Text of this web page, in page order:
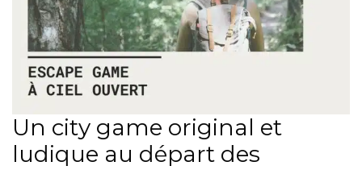
Un city game original et
ludique au départ des